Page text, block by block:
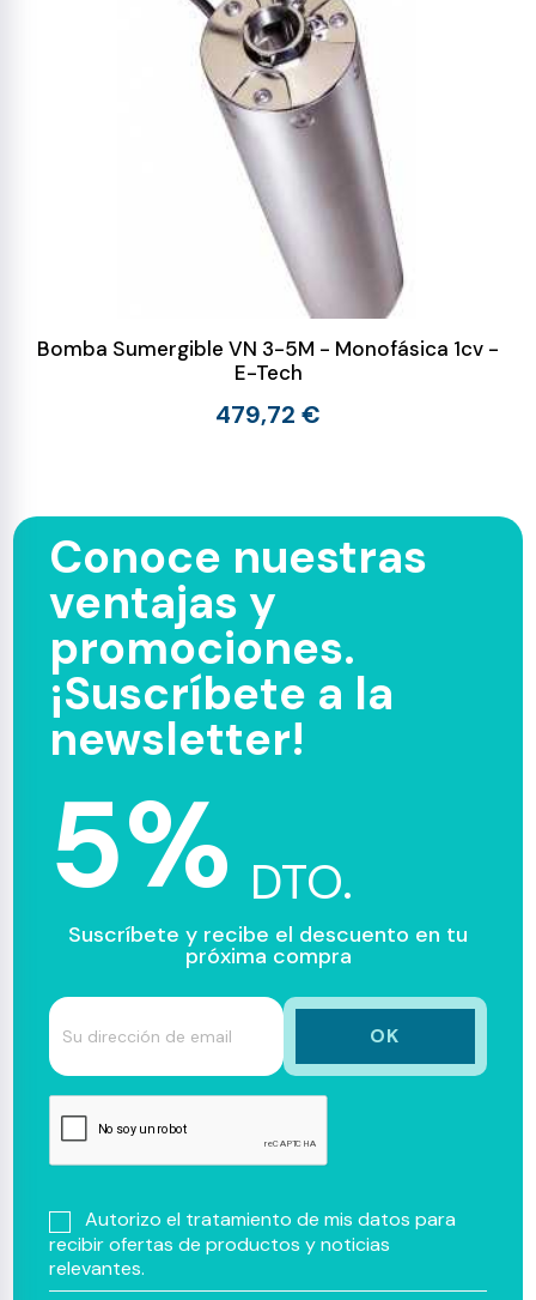
Bomba Sumergible VN 3-5M - Monofásica 1cv -
E-Tech
479,72 €
Conoce nuestras
ventajas y
promociones.
¡Suscríbete a la
newsletter!
5% DTO.
Suscríbete y recibe el descuento en tu
próxima compra
Autorizo el tratamiento de mis datos para
recibir ofertas de productos y noticias
relevantes.